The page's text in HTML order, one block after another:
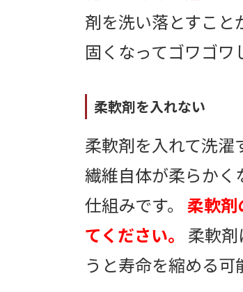
剤を洗い落とすこと
固くなってゴワゴワ
柔軟剤を入れない
柔軟剤を入れて洗
繊維自体が柔らかく
仕組みです。 柔軟剤
てください。 柔軟
うと寿命を縮める可